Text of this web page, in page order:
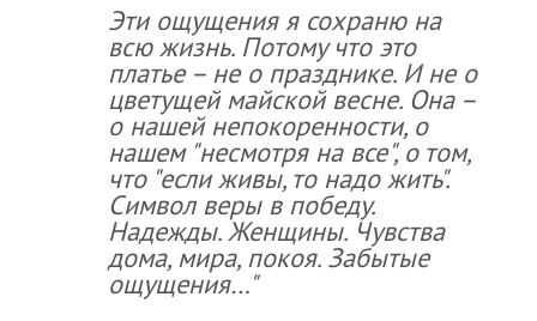
Эти ощущения я сохраню на
всю жизнь. Потому что это
платье – не о празднике. И не о
цветущей майской весне. Она –
о нашей непокоренности, о
нашем "несмотря на все", о том,
что "если живы, то надо жить".
Символ веры в победу.
Надежды. Женщины. Чувства
дома, мира, покоя. Забытые
ощущения…"